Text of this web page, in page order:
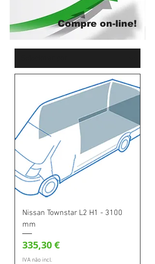
Compre on-line!
Nissan Townstar L2 H1 - 3100
mm
Preço
335,30 €
IVA não incl.